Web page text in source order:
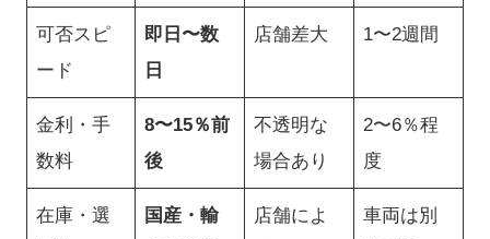
可否スピ
ード
即日〜数
日
店舗差大 1〜2週間
金利・手
数料
8〜15％前
後
不透明な
場合あり
2〜6％程
度
在庫・選
国産・輸
店舗によ
車両は別